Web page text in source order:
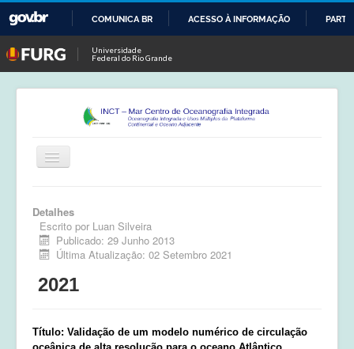
O
CONTEÚDO
COMUNICA BR ACESSO À INFORMAÇÃO
Universidade
Federal do Rio Grande
Alternar
Navegação
Publicações
Calendário
Equipe
Detalhes
Escrito por Luan Silveira
Publicado: 29 Junho 2013
Última Atualização: 02 Setembro 2021
2021
Título: Validação de um modelo numérico de circulação